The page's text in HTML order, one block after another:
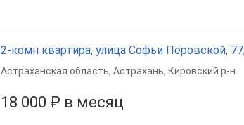
2-комн квартира, улица Софьи Перовской,
18 000 ₽ в месяц
Астраханская область, Астрахань, Кировский р-н